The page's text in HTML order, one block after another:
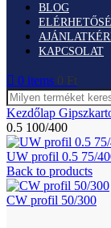
BLOG
KAPCSOLAT
0 items 0 Ft
Kezdőlap
0.5 100/400
UW profil 0.5 75/
Back to products
CW profil 50/300